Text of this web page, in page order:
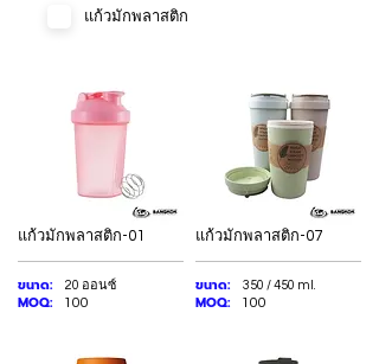
แก้วมักพลาสติก
แก้วมักพลาสติก-01
ขนาด: 20 ออนซ์
MOQ: 100
แก้วมักพลาสติก-07
ขนาด: 350 / 450 ml.
MOQ: 100